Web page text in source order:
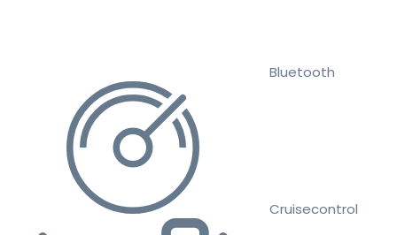
Bluetooth
Cruisecontrol